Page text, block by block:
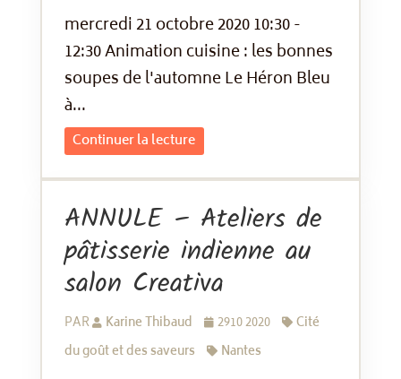
mercredi 21 octobre 2020 10:30 -
12:30 Animation cuisine : les bonnes
soupes de l'automne Le Héron Bleu
à...
Continuer la lecture
ANNULE – Ateliers de
pâtisserie indienne au
salon Creativa
PAR Karine Thibaud 2910 2020
Cité
du goût et des saveurs
Nantes